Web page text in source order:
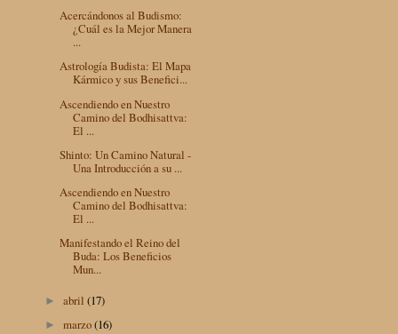
Acercándonos al Budismo:
¿Cuál es la Mejor Manera
...
Astrología Budista: El Mapa
Kármico y sus Benefici...
Ascendiendo en Nuestro
Camino del Bodhisattva:
El ...
Shinto: Un Camino Natural -
Una Introducción a su ...
Ascendiendo en Nuestro
Camino del Bodhisattva:
El ...
Manifestando el Reino del
Buda: Los Beneficios
Mun...
►abril(17)
►marzo(16)